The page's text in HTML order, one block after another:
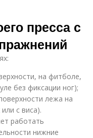
пресса с
на фитболе,
без фиксации ног);
лежа на
с виса).
работать
нижние